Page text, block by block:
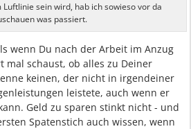
sein wird, hab ich sowieso vor da
was passiert.
wenn Du nach der Arbeit im Anzug
mal schaust, ob alles zu Deiner
keinen, der nicht in irgendeiner
leistete, auch wenn er
Geld zu sparen stinkt nicht - und
Spatenstich auch wissen, wenn